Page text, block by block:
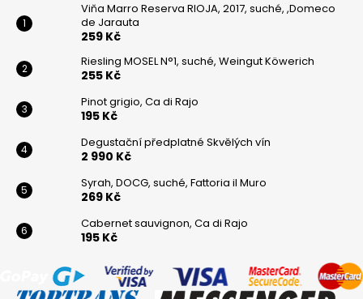
Viňa Marro Reserva RIOJA, 2017, suché, ,Domeco
de Jarauta
259 Kč
Riesling MOSEL N°1, suché, Weingut Köwerich
255 Kč
Pinot grigio, Ca di Rajo
195 Kč
Degustační předplatné Skvělých vín
2 990 Kč
Syrah, DOCG, suché, Fattoria il Muro
269 Kč
Cabernet sauvignon, Ca di Rajo
195 Kč